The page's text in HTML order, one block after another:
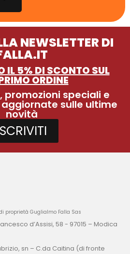
NEWSLETTER DI
IL 5% DI SCONTO SUL
ORDINE
promozioni speciali e
sulle ultime
novità
proprietà Guglialmo Falla Sas
d’Assisi, 58 - 97015 – Modica
sn – C.da Caitina (di fronte